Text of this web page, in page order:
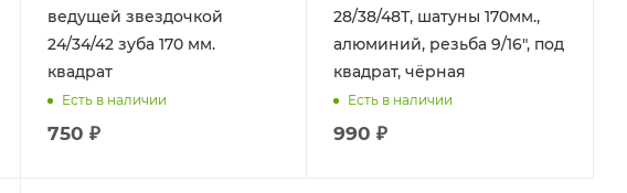
ведущей звездочкой
24/34/42 зуба 170 мм.
квадрат
Есть в наличии
750 ₽
28/38/48Т, шатуны 170мм.,
алюминий, резьба 9/16", под
квадрат, чёрная
Есть в наличии
990 ₽